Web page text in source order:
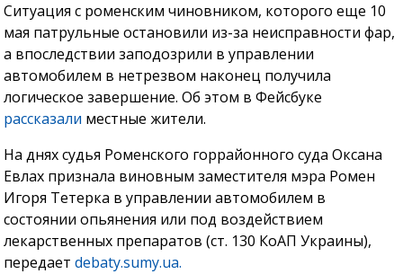
Ситуация с роменским чиновником, которого еще 10
мая патрульные остановили из-за неисправности фар,
а впоследствии заподозрили в управлении
автомобилем в нетрезвом наконец получила
логическое завершение. Об этом в Фейсбуке
рассказали местные жители.
На днях судья Роменского горрайонного суда Оксана
Евлах признала виновным заместителя мэра Ромен
Игоря Тетерка в управлении автомобилем в
состоянии опьянения или под воздействием
лекарственных препаратов (ст. 130 КоАП Украины),
передаетdebaty.sumy.ua.